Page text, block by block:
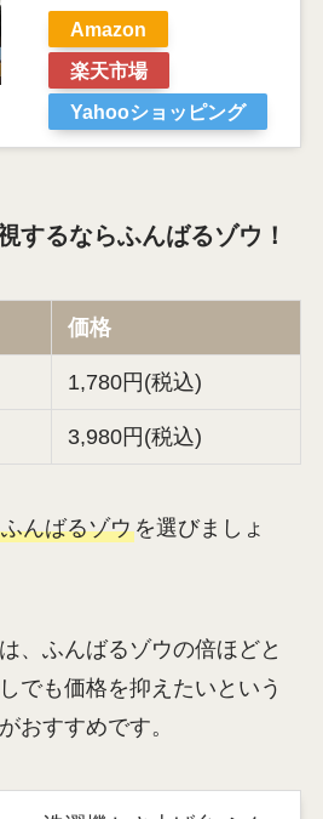
Amazon
楽天市場
Yahooショッピング
するならふんばるゾウ！
価格
1,780円(税込)
3,980円(税込)
んばるゾウを選びましょ
、ふんばるゾウの倍ほどと
でも価格を抑えたいという
おすすめです。